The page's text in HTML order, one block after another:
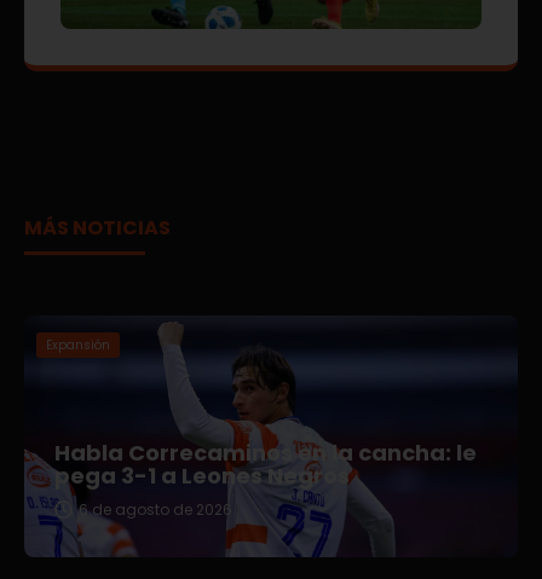
MÁS NOTICIAS
Expansión
Habla Correcaminos en la cancha: le
pega 3-1 a Leones Negros
6 de agosto de 2026